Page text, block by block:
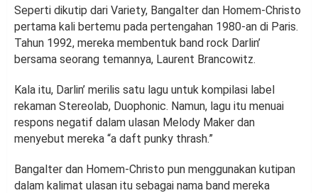
Seperti dikutip dari Variety, Bangalter dan Homem-Christo
pertama kali bertemu pada pertengahan 1980-an di Paris.
Tahun 1992, mereka membentuk band rock Darlin’
bersama seorang temannya, Laurent Brancowitz.
Kala itu, Darlin’ merilis satu lagu untuk kompilasi label
rekaman Stereolab, Duophonic. Namun, lagu itu menuai
respons negatif dalam ulasan Melody Maker dan
menyebut mereka “a daft punky thrash.”
Bangalter dan Homem-Christo pun menggunakan kutipan
dalam kalimat ulasan itu sebagai nama band mereka